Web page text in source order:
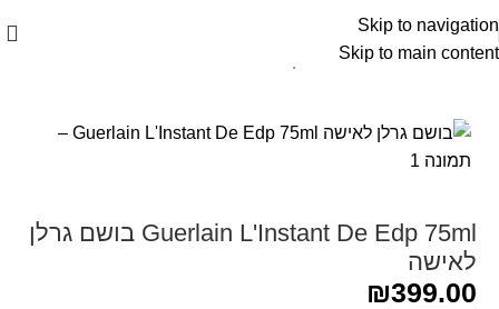
Skip to navigation
Skip to main content
עמוד הבית/Guerlain - גרליין
Guerlain L'Instant De Edp 75ml בושם גרלן
לאישה
₪399.00